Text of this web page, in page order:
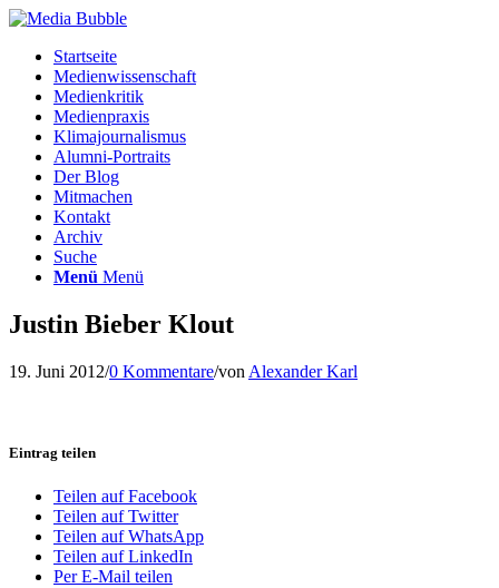
Startseite
Medienwissenschaft
Medienkritik
Medienpraxis
Klimajournalismus
Alumni-Portraits
Der Blog
Mitmachen
Kontakt
Archiv
Suche
Menü Menü
Justin Bieber Klout
19. Juni 2012/0 Kommentare/von Alexander Karl
Eintrag teilen
Teilen auf Facebook
Teilen auf Twitter
Teilen auf WhatsApp
Teilen auf LinkedIn
Per E-Mail teilen